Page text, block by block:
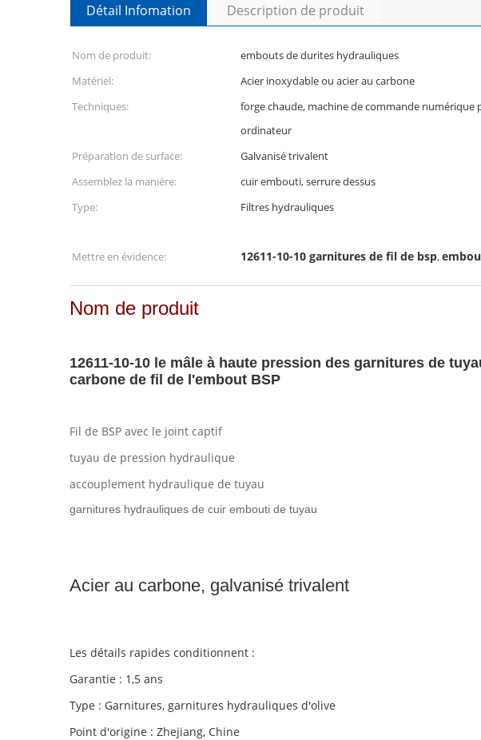
Détail Infomation Description de produit
Nom de produit: embouts de durites hydrauliques
Matériel:
Acier inoxydable ou acier au carbone
Techniques:
forge chaude, machine de commande numérique
ordinateur
Préparation de surface: Galvanisé trivalent
Assemblez la manière:
cuir embouti, serrure dessus
Type:
Filtres hydrauliques
Mettre en évidence:
12611-10-10 garnitures de fil de bsp,
Nom de produit
12611-10-10 le mâle à haute pression des garnitures de
carbone de fil de l'embout BSP
Fil de BSP avec le joint captif
tuyau de pression hydraulique
accouplement hydraulique de tuyau
garnitures hydrauliques de cuir embouti de tuyau
Acier au carbone, galvanisé trivalent
Les détails rapides conditionnent :
Garantie : 1,5 ans
Type : Garnitures, garnitures hydrauliques d'olive
Point d'origine : Zhejiang, Chine